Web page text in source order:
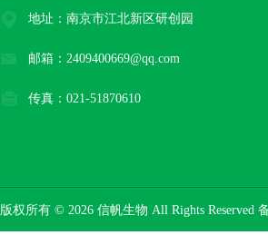
地址：南京市江北新区研创园
邮箱：2409400669@qq.com
传真：021-51870610
版权所有 © 2026 信帆生物 All Rights Reserved